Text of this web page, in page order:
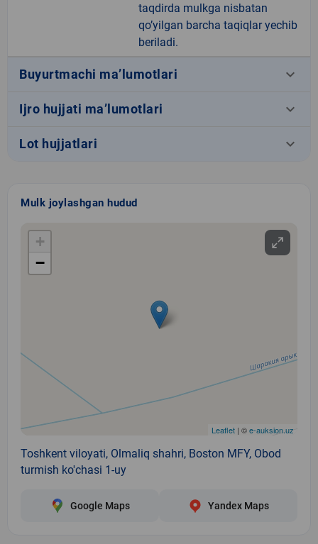
taqdirda mulkga nisbatan
qo’yilgan barcha taqiqlar yechib
beriladi.
Buyurtmachi ma’lumotlari keyboard_arrow_down
Ijro hujjati ma’lumotlari keyboard_arrow_down
Lot hujjatlari keyboard_arrow_down
Mulk joylashgan hudud
+
−
Leaflet | ©e-auksion.uz
Toshkent viloyati, Olmaliq shahri, Boston MFY, Obod
turmish ko'chasi 1-uy
Google Maps Yandex Maps